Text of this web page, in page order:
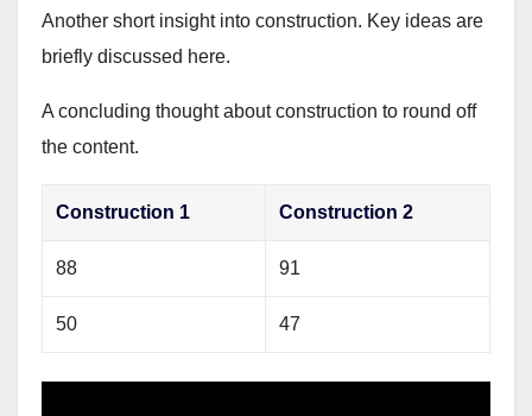
Another short insight into construction. Key ideas are
briefly discussed here.
A concluding thought about construction to round off
the content.
Construction 1 Construction 2
88 91
50 47